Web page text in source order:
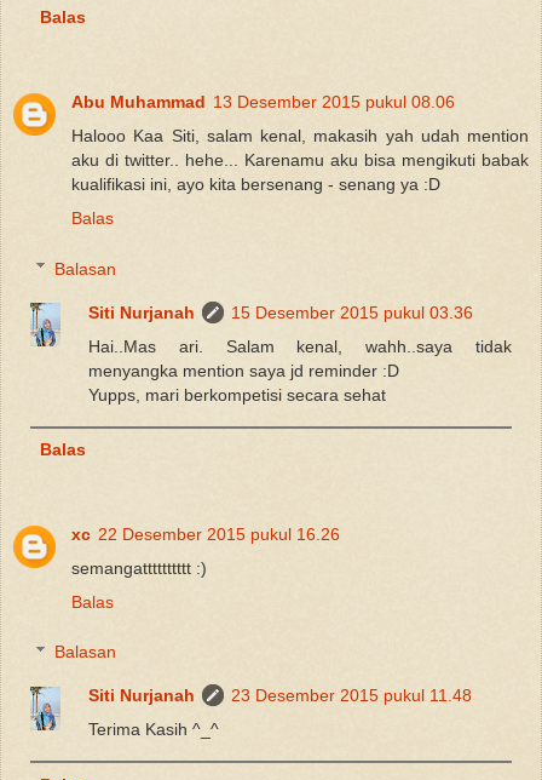
Balas
Abu Muhammad 13 Desember 2015 pukul 08.06
Halooo Kaa Siti, salam kenal, makasih yah udah mention
aku di twitter.. hehe... Karenamu aku bisa mengikuti babak
kualifikasi ini, ayo kita bersenang - senang ya :D
Balas
Balasan
Siti Nurjanah
15 Desember 2015 pukul 03.36
Hai..Mas ari. Salam kenal, wahh..saya tidak
menyangka mention saya jd reminder :D
Yupps, mari berkompetisi secara sehat
Balas
xc 22 Desember 2015 pukul 16.26
semangatttttttttt :)
Balas
Balasan
Siti Nurjanah
23 Desember 2015 pukul 11.48
Terima Kasih ^_^